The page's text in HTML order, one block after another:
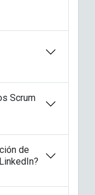
Scrum
de